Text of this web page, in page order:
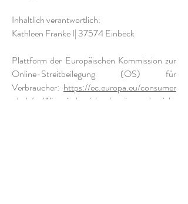
Inhaltlich verantwortlich:
Kathleen Franke I| 37574 Einbeck
Plattform der Europäischen Kommission zur
Online-Streitbeilegung (OS) für
Verbraucher: https://ec.europa.eu/consumer
s/odr/ . Wir sind nicht bereit und nicht